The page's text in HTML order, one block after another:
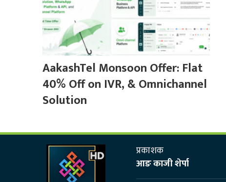
AakashTel Monsoon Offer: Flat
40% Off on IVR, & Omnichannel
Solution
प्रकाशक
आङ काजी शेर्पा